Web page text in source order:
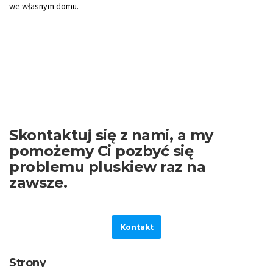
we własnym domu.
Skontaktuj się z nami, a my
pomożemy Ci pozbyć się
problemu pluskiew raz na
zawsze.
Kontakt
Strony